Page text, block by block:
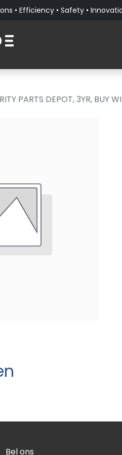
• Efficiency • Safety •
PARTS DEPOT, 3YR, BUY
Bel ons